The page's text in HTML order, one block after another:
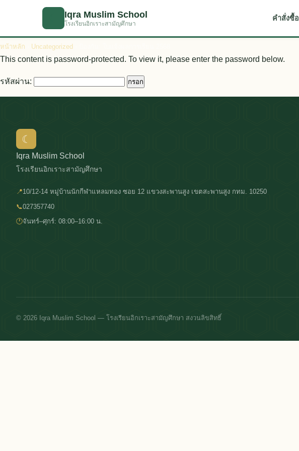
ข้ามไปเนื้อหาหลัก
Iqra Muslim School
โรงเรียนอิกเราะสามัญศึกษา
คำสั่งซื้อ
หน้าหลัก Uncategorized
This content is password-protected. To view it, please enter the password below.
รหัสผ่าน:
☾
Iqra Muslim School
โรงเรียนอิกเราะสามัญศึกษา
📍10/12-14 หมู่บ้านนักกีฬาแหลมทอง ซอย 12 แขวงสะพานสูง เขตสะพานสูง กทม. 10250
📞027357740
🕐จันทร์–ศุกร์: 08:00–16:00 น.
© 2026 Iqra Muslim School — โรงเรียนอิกเราะสามัญศึกษา สงวนลิขสิทธิ์